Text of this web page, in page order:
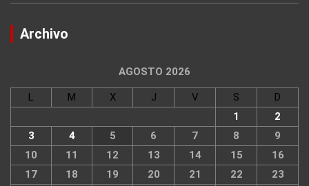
Archivo
AGOSTO 2026
L M X J V S
D
1
2
3
4 5 6 7 8
9
10
11 12 13 14 15
16
17
18 19 20 21 22
23